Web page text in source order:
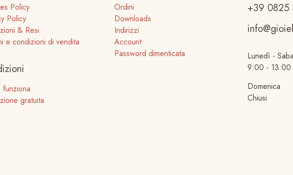
Policy
Policy
& Resi
e condizioni di vendita
funziona
gratuita
Ordini
Downloads
Indirizzi
Account
Password dimenticata
+39 0825
Lunedì -
9:00 -
Domenica
Chiusi